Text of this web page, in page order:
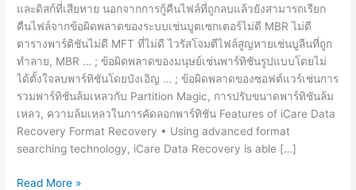
และดิสก์ที่เสียหาย นอกจากการกู้คืนไฟล์ที่ถูกลบแล้วยังสามารถเรียก
คืนไฟล์จากข้อผิดพลาดของระบบเช่นบูตเซกเตอร์ไม่ดี MBR ไม่ดี
ตารางพาร์ติชันไม่ดี MFT ที่ไม่ดี ไวรัสโจมตีไฟล์สูญหายเช่นบูลีนที่ถูก
ทำลาย, MBR … ; ข้อผิดพลาดของมนุษย์เช่นพาร์ทิชันรูปแบบโดยไม่
ได้ตั้งใจลบพาร์ทิชันโดยบังเอิญ … ; ข้อผิดพลาดของซอฟต์แวร์เช่นการ
รวมพาร์ทิชันล้มเหลวกับ Partition Magic, การปรับขนาดพาร์ทิชันล้ม
เหลว, ความล้มเหลวในการคัดลอกพาร์ทิชัน Features of iCare Data
Recovery Format Recovery • Using advanced format
searching technology, iCare Data Recovery is able […]
iCare
Read More »